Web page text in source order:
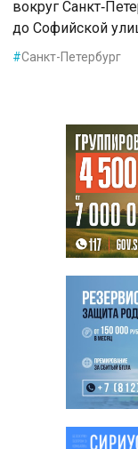
вокруг
до Софийской
#Санкт-Петербург